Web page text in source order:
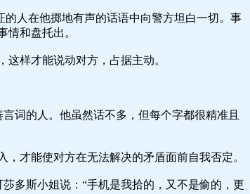
人在他掷地有声的话语中向警方坦白一切。事
和盘托出。
样才能说动对方，占据主动。
词的人。他虽然话不多，但每个字都很精准且
才能使对方在无法解决的矛盾面前自我否定。
多斯小姐说：“手机是我拾的，又不是偷的，更